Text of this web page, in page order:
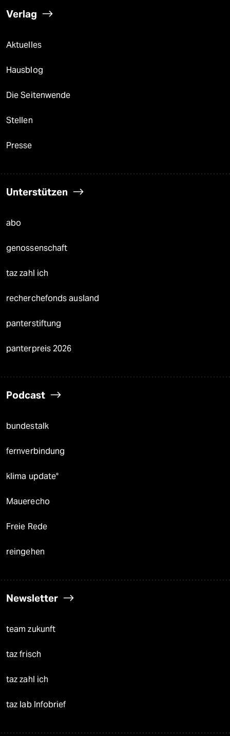
Verlag
Aktuelles
Hausblog
Die Seitenwende
Stellen
Presse
Unterstützen
abo
genossenschaft
taz zahl ich
recherchefonds ausland
panterstiftung
panterpreis 2026
Podcast
bundestalk
fernverbindung
klima update°
Mauerecho
Freie Rede
reingehen
Newsletter
team zukunft
taz frisch
taz zahl ich
taz lab Infobrief